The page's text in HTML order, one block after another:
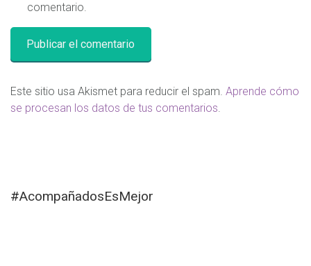
comentario.
Este sitio usa Akismet para reducir el spam. Aprende cómo
se procesan los datos de tus comentarios
#AcompañadosEsMejor